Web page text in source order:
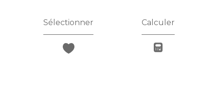
Sélectionner Calculer